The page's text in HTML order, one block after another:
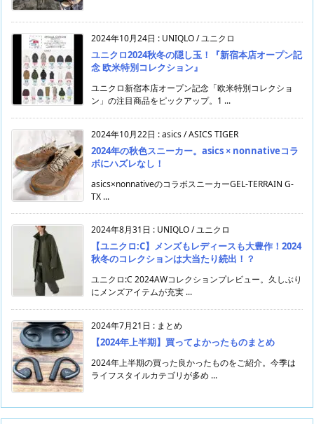
2024年10月24日 : UNIQLO / ユニクロ
ユニクロ2024秋冬の隠し玉！『新宿本店オープン記
念 欧米特別コレクション』
ユニクロ新宿本店オープン記念「欧米特別コレクショ
ン」の注目商品をピックアップ。1 ...
2024年10月22日 :asics / ASICS TIGER
2024年の秋色スニーカー。asics × nonnativeコラ
ボにハズレなし！
asics×nonnativeのコラボスニーカーGEL-TERRAIN G-
TX ...
2024年8月31日 : UNIQLO / ユニクロ
【ユニクロ:C】メンズもレディースも大豊作！2024
秋冬のコレクションは大当たり続出！？
ユニクロ:C 2024AWコレクションプレビュー。久しぶり
にメンズアイテムが充実 ...
2024年7月21日 : まとめ
【2024年上半期】買ってよかったものまとめ
2024年上半期の買った良かったものをご紹介。今季は
ライフスタイルカテゴリが多め ...